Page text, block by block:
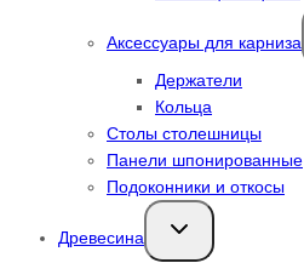
Аксессуары для карниза
Держатели
Кольца
Столы столешницы
Панели шпонированные
Подоконники и откосы
Древесина
Переключить
дочернее